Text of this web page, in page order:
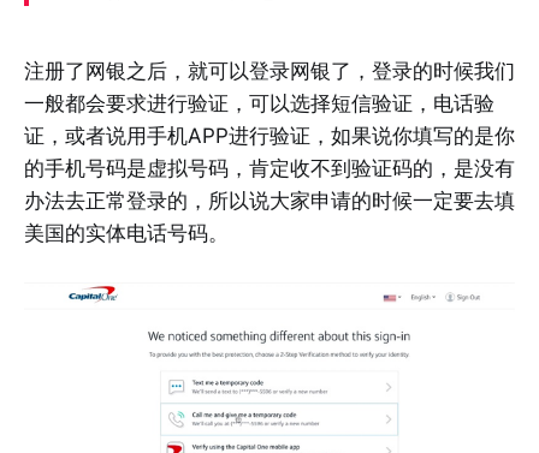
注册了网银之后，就可以登录网银了，登录的时候我们
一般都会要求进行验证，可以选择短信验证，电话验
证，或者说用手机APP进行验证，如果说你填写的是你
的手机号码是虚拟号码，肯定收不到验证码的，是没有
办法去正常登录的，所以说大家申请的时候一定要去填
美国的实体电话号码。